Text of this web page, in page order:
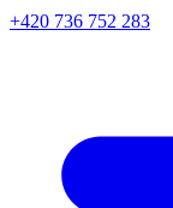
+420 736 752 283